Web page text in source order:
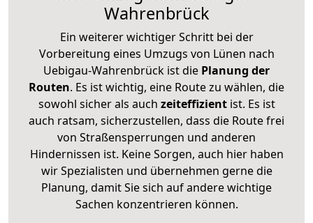
Wahrenbrück
Ein weiterer wichtiger Schritt bei der
Vorbereitung eines Umzugs von Lünen nach
Uebigau-Wahrenbrück ist die Planung der
Routen. Es ist wichtig, eine Route zu wählen, die
sowohl sicher als auch zeiteffizientist. Es ist
auch ratsam, sicherzustellen, dass die Route frei
von Straßensperrungen und anderen
Hindernissen ist. Keine Sorgen, auch hier haben
wir Spezialisten und übernehmen gerne die
Planung, damit Sie sich auf andere wichtige
Sachen konzentrieren können.